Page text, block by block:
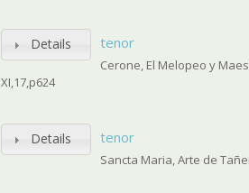
Details tenor
Cerone, El Melopeo y
XI,17,p624
Details tenor
Sancta Maria, Arte de